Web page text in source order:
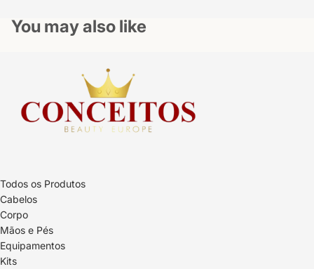
You may also like
Todos os Produtos
Cabelos
Corpo
Mãos e Pés
Equipamentos
Kits